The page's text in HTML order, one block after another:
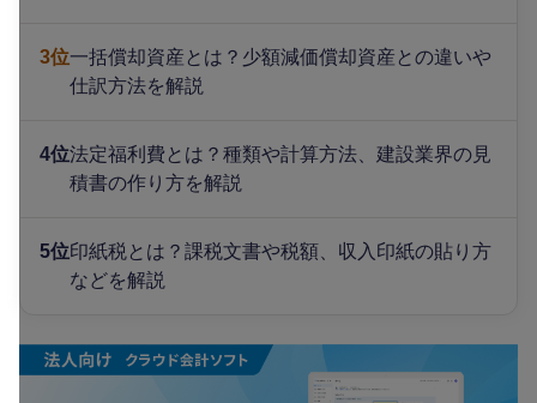
3位一括償却資産とは？少額減価償却資産との違いや
仕訳方法を解説
4位法定福利費とは？種類や計算方法、建設業界の見
積書の作り方を解説
5位印紙税とは？課税文書や税額、収入印紙の貼り方
などを解説